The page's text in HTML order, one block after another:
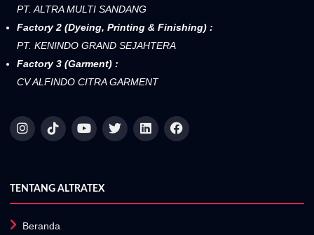
PT. ALTRA MULTI SANDANG
Factory 2 (Dyeing, Printing & Finishing) :
PT. KENINDO GRAND SEJAHTERA
Factory 3 (Garment) :
CV ALFINDO CITRA GARMENT
TENTANG ALTRATEX
Beranda